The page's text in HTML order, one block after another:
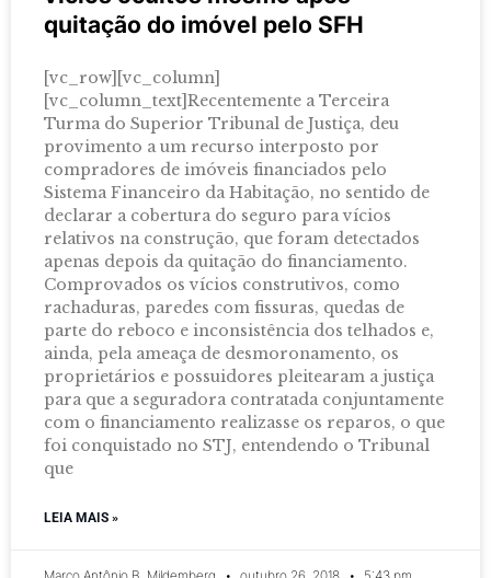
quitação do imóvel pelo SFH
[vc_row][vc_column]
[vc_column_text]Recentemente a Terceira
Turma do Superior Tribunal de Justiça, deu
provimento a um recurso interposto por
compradores de imóveis financiados pelo
Sistema Financeiro da Habitação, no sentido de
declarar a cobertura do seguro para vícios
relativos na construção, que foram detectados
apenas depois da quitação do financiamento.
Comprovados os vícios construtivos, como
rachaduras, paredes com fissuras, quedas de
parte do reboco e inconsistência dos telhados e,
ainda, pela ameaça de desmoronamento, os
proprietários e possuidores pleitearam a justiça
para que a seguradora contratada conjuntamente
com o financiamento realizasse os reparos, o que
foi conquistado no STJ, entendendo o Tribunal
que
LEIA MAIS »